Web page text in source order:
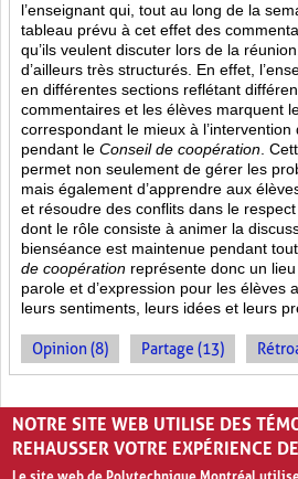
l’enseignant qui, tout au long de la
tableau prévu à cet effet des
qu’ils veulent discuter lors de la
d’ailleurs très structurés. En effet,
en différentes sections reflétant
commentaires et les élèves marquent
correspondant le mieux à l’intervention
pendant le Conseil de coopération .
permet non seulement de gérer les
mais également d’apprendre aux
et résoudre des conflits dans le respect
dont le rôle consiste à animer la
bienséance est maintenue pendant
de coopération représente donc un
parole et d’expression pour les élèves
leurs sentiments, leurs idées et leurs
Opinion (8) Partage (13)
PAGES
« ‹ 1 2
NOTRE SITE WEB UTILISE DES
REHAUSSER VOTRE EXPÉRIENCE